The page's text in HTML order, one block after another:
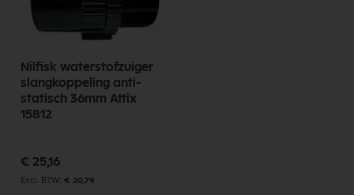
Nilfisk waterstofzuiger
slangkoppeling anti-
statisch 36mm Attix
15812
€ 25,16
€ 20,79